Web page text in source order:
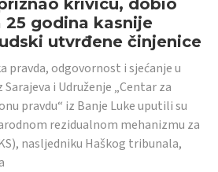
25 godina kasnije
utvrđene činjenice
pravda, odgovornost i sjećanje u
i Udruženje „Centar za
pravdu“ iz Banje Luke uputili su
rezidualnom mehanizmu za
nasljedniku Haškog tribunala,